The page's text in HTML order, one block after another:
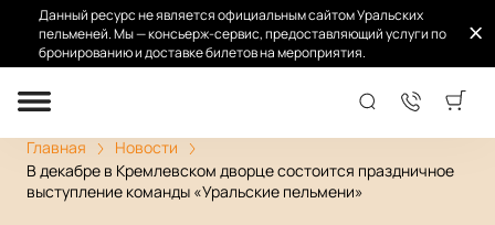
Данный ресурс не является официальным сайтом Уральских
пельменей. Мы — консьерж-сервис, предоставляющий услуги по
бронированию и доставке билетов на мероприятия.
Главная
Новости
В декабре в Кремлевском дворце состоится праздничное
выступление команды «Уральские пельмени»